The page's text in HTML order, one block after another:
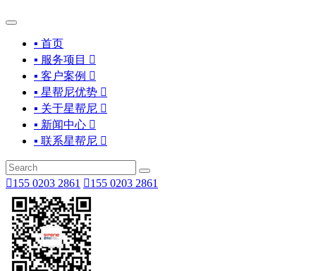
▪ 首页
▪ 服务项目 
▪ 客户案例 
▪ 星帮尼优势 
▪ 关于星帮尼 
▪ 新闻中心 
▪ 联系星帮尼 
155 0203 2861 155 0203 2861